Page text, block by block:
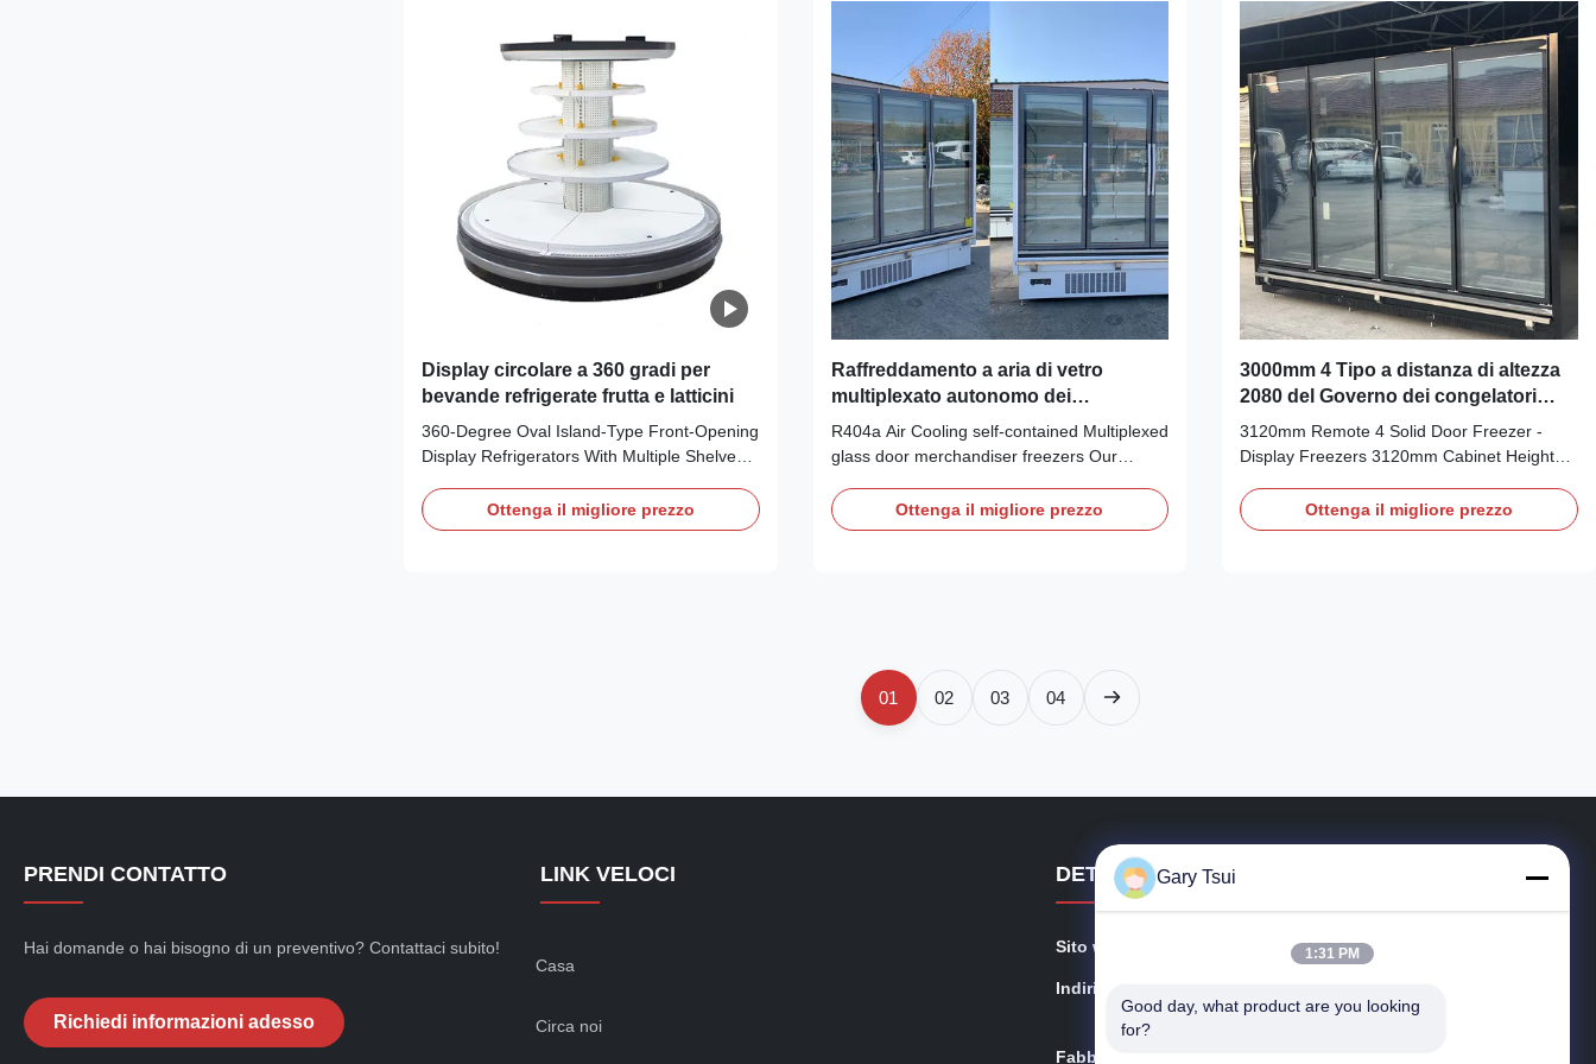
Display circolare a 360 gradi per
bevande refrigerate frutta e latticini
360-Degree Oval Island-Type Front-Opening
Display Refrigerators With Multiple Shelves
PRODUCT DESCRIPTION This refrigerated
display case is open on all four sides,
Ottenga il migliore prezzo
Raffreddamento a aria di vetro
multiplexato autonomo dei
congelatori del Merchandiser della
porta di R404a
R404a Air Cooling self-contained Multiplexed
glass door merchandiser freezers Our
contained glass door freezers, with full
version door, this is an excellent way to
Ottenga il migliore prezzo
3000mm 4 Tipo a distanza di altezza
2080 del Governo dei congelatori
3120mm dell'esposizione della porta
solida
3120mm Remote 4 Solid Door Freezer -
Display Freezers 3120mm Cabinet Height
Type Glass Multi-door display freezers offer
an upright, multi-deck upright option allowing
Ottenga il migliore prezzo
01 02 03 04
PRENDI CONTATTO
Hai domande o hai bisogno di un preventivo? Contattaci subito!
Richiedi informazioni adesso
LINK VELOCI
Casa
Circa noi
DETTAGLI DI CONTATTO
Sito web: opendisplayfridge.com
Indirizzo:
fei, Anhui, Cina
Fabbrica:
Gary Tsui
1:31 PM
Good day, what product are you looking
for?